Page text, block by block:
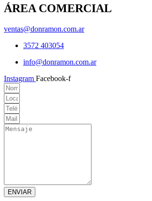
ÁREA COMERCIAL
ventas@donramon.com.ar
3572 403054
info@donramon.com.ar
Instagram Facebook-f
ENVIAR